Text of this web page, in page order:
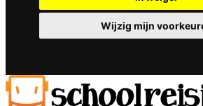
Wijzig mijn